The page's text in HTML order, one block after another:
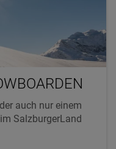
auch nur einem
SalzburgerLand